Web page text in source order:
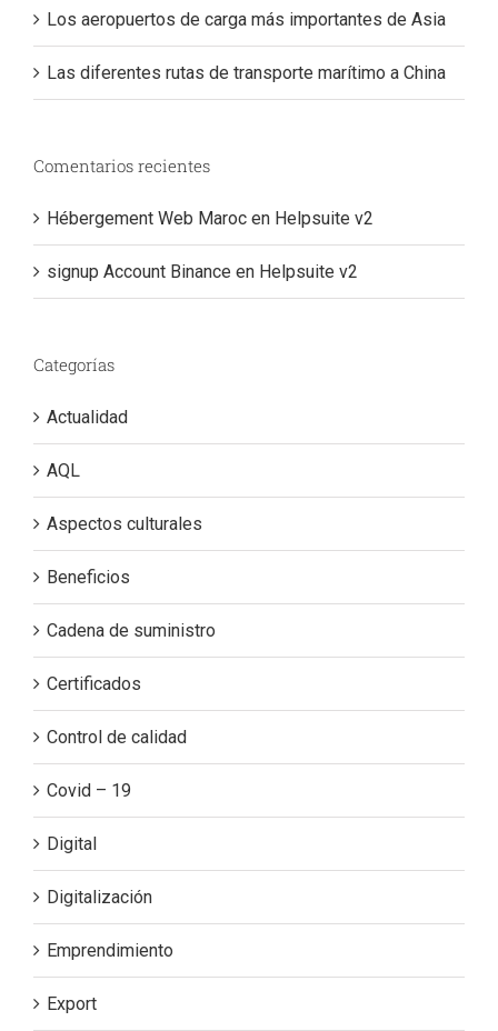
Los aeropuertos de carga más importantes de Asia
Las diferentes rutas de transporte marítimo a China
Comentarios recientes
Hébergement Web Maroc en Helpsuite v2
signup Account Binance en Helpsuite v2
Categorías
Actualidad
AQL
Aspectos culturales
Beneficios
Cadena de suministro
Certificados
Control de calidad
Covid – 19
Digital
Digitalización
Emprendimiento
Export